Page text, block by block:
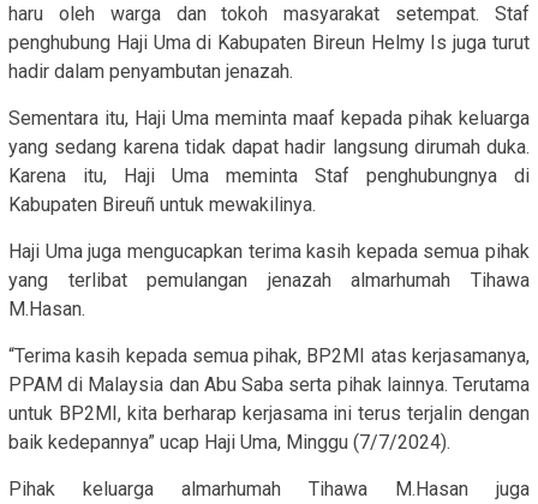
haru oleh warga dan tokoh masyarakat setempat. Staf
penghubung Haji Uma di Kabupaten Bireun Helmy Is juga turut
hadir dalam penyambutan jenazah.
Sementara itu, Haji Uma meminta maaf kepada pihak keluarga
yang sedang karena tidak dapat hadir langsung dirumah duka.
Karena itu, Haji Uma meminta Staf penghubungnya di
Kabupaten Bireuñ untuk mewakilinya.
Haji Uma juga mengucapkan terima kasih kepada semua pihak
yang terlibat pemulangan jenazah almarhumah Tihawa
M.Hasan.
“Terima kasih kepada semua pihak, BP2MI atas kerjasamanya,
PPAM di Malaysia dan Abu Saba serta pihak lainnya. Terutama
untuk BP2MI, kita berharap kerjasama ini terus terjalin dengan
baik kedepannya” ucap Haji Uma, Minggu (7/7/2024).
Pihak keluarga almarhumah Tihawa M.Hasan juga